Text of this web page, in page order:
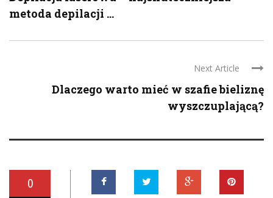
metoda depilacji ...
Next Article
Dlaczego warto mieć w szafie bieliznę
wyszczuplającą?
0